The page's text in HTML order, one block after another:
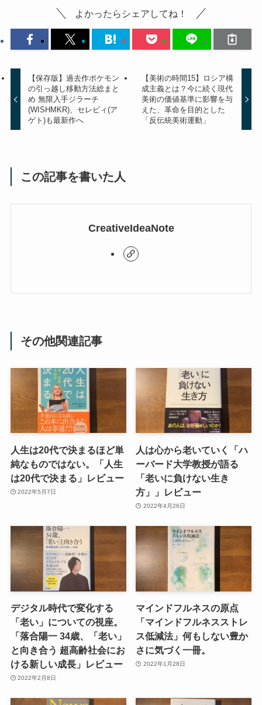
よかったらシェアしてね！
【保存版】過去作ポケモン
の引っ越し移動方法総まと
め 無限入手ジラーチ
(WISHMKR)、セレビィ(ア
ゲト)も最新作へ
【美術の時間15】ロシア構
成主義とは？今に続く現代
美術の価値基準に影響を与
えた、革命を目的とした
「反伝統美術運動」
この記事を書いた人
CreativeIdeaNote
その他関連記事
人生は20代で決まるほど単
純なものではない。「人生
は20代で決まる」レビュー
2022年5月7日
人は心から老いていく「ハ
ーバード大学教授が語る
「老いに負けない生き
方」」レビュー
2022年4月26日
デジタル時代で変化する
「老い」についての視座。
「落合陽一 34歳、「老い」
と向き合う 超高齢社会にお
ける新しい成長」レビュー
2022年2月8日
マインドフルネスの原点
「マインドフルネスストレ
ス低減法」何もしない豊か
さに気づく一冊。
2022年1月28日